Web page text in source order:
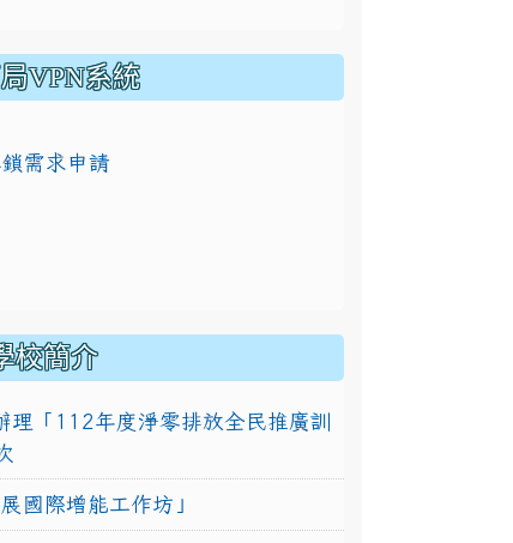
VPN系統
需求申請
校簡介
「112年度淨零排放全民推廣訓
國際增能工作坊」